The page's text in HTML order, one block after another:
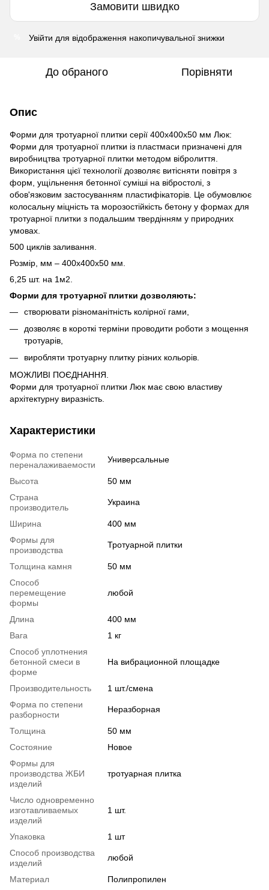
Замовити швидко
Увійти для відображення накопичувальної знижки
До обраного Порівняти
Опис
Форми для тротуарної плитки серії 400х400х50 мм Люк:
Форми для тротуарної плитки із пластмаси призначені для
виробництва тротуарної плитки методом вібролиття.
Використання цієї технології дозволяє витісняти повітря з
форм, ущільнення бетонної суміші на вібростолі, з
обов'язковим застосуванням пластифікаторів. Це обумовлює
колосальну міцність та морозостійкість бетону у формах для
тротуарної плитки з подальшим твердінням у природних
умовах.
500 циклів заливання.
Розмір, мм – 400х400х50 мм.
6,25 шт. на 1м2.
Форми для тротуарної плитки дозволяють:
створювати різноманітність колірної гами,
дозволяє в короткі терміни проводити роботи з мощення
тротуарів,
виробляти тротуарну плитку різних кольорів.
МОЖЛИВІ ПОЄДНАННЯ.
Форми для тротуарної плитки Люк має свою властиву
архітектурну виразність.
Характеристики
Форма по степени
переналаживаемости
Универсальные
Высота
50 мм
Страна
производитель
Украина
Ширина
400 мм
Формы для
производства
Тротуарной плитки
Толщина камня
50 мм
Способ
перемещение
формы
любой
Длина
400 мм
Вага
1 кг
Способ уплотнения
бетонной смеси в
форме
На вибрационной площадке
Производительность
1 шт./смена
Форма по степени
разборности
Неразборная
Толщина
50 мм
Состояние
Новое
Формы для
производства ЖБИ
изделий
тротуарная плитка
Число одновременно
изготавливаемых
изделий
1 шт.
Упаковка
1 шт
Способ производства
изделий
любой
Материал Полипропилен